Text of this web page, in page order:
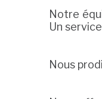
Notre
Un
Nous